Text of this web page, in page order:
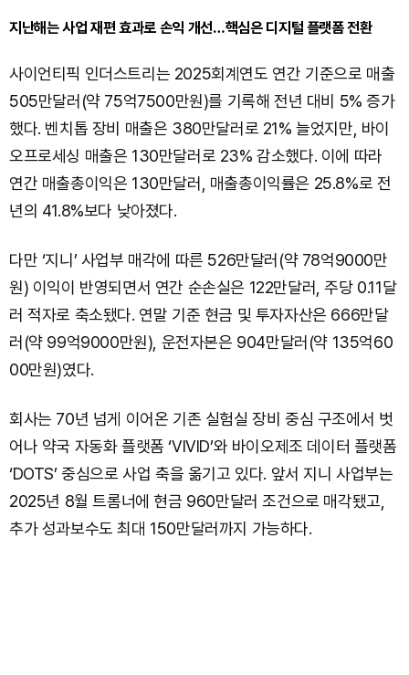
지난해는 사업 재편 효과로 손익 개선…핵심은 디지털 플랫폼 전환
사이언티픽 인더스트리는 2025회계연도 연간 기준으로 매출
505만달러(약 75억7500만원)를 기록해 전년 대비 5% 증가
했다. 벤치톱 장비 매출은 380만달러로 21% 늘었지만, 바이
오프로세싱 매출은 130만달러로 23% 감소했다. 이에 따라
연간 매출총이익은 130만달러, 매출총이익률은 25.8%로 전
년의 41.8%보다 낮아졌다.
다만 ‘지니’ 사업부 매각에 따른 526만달러(약 78억9000만
원) 이익이 반영되면서 연간 순손실은 122만달러, 주당 0.11달
러 적자로 축소됐다. 연말 기준 현금 및 투자자산은 666만달
러(약 99억9000만원), 운전자본은 904만달러(약 135억60
00만원)였다.
회사는 70년 넘게 이어온 기존 실험실 장비 중심 구조에서 벗
어나 약국 자동화 플랫폼 ‘VIVID’와 바이오제조 데이터 플랫폼
‘DOTS’ 중심으로 사업 축을 옮기고 있다. 앞서 지니 사업부는
2025년 8월 트롬너에 현금 960만달러 조건으로 매각됐고,
추가 성과보수도 최대 150만달러까지 가능하다.